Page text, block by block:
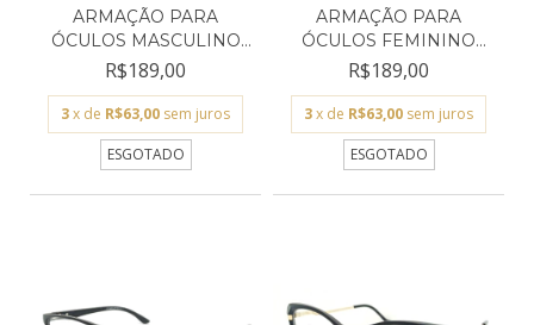
ARMAÇÃO PARA
ÓCULOS MASCULINO
SAINT TROP...
R$189,00
3x de R$63,00 sem juros
ESGOTADO
ARMAÇÃO PARA
ÓCULOS FEMININO
SAINT TROPE...
R$189,00
3x de R$63,00 sem juros
ESGOTADO